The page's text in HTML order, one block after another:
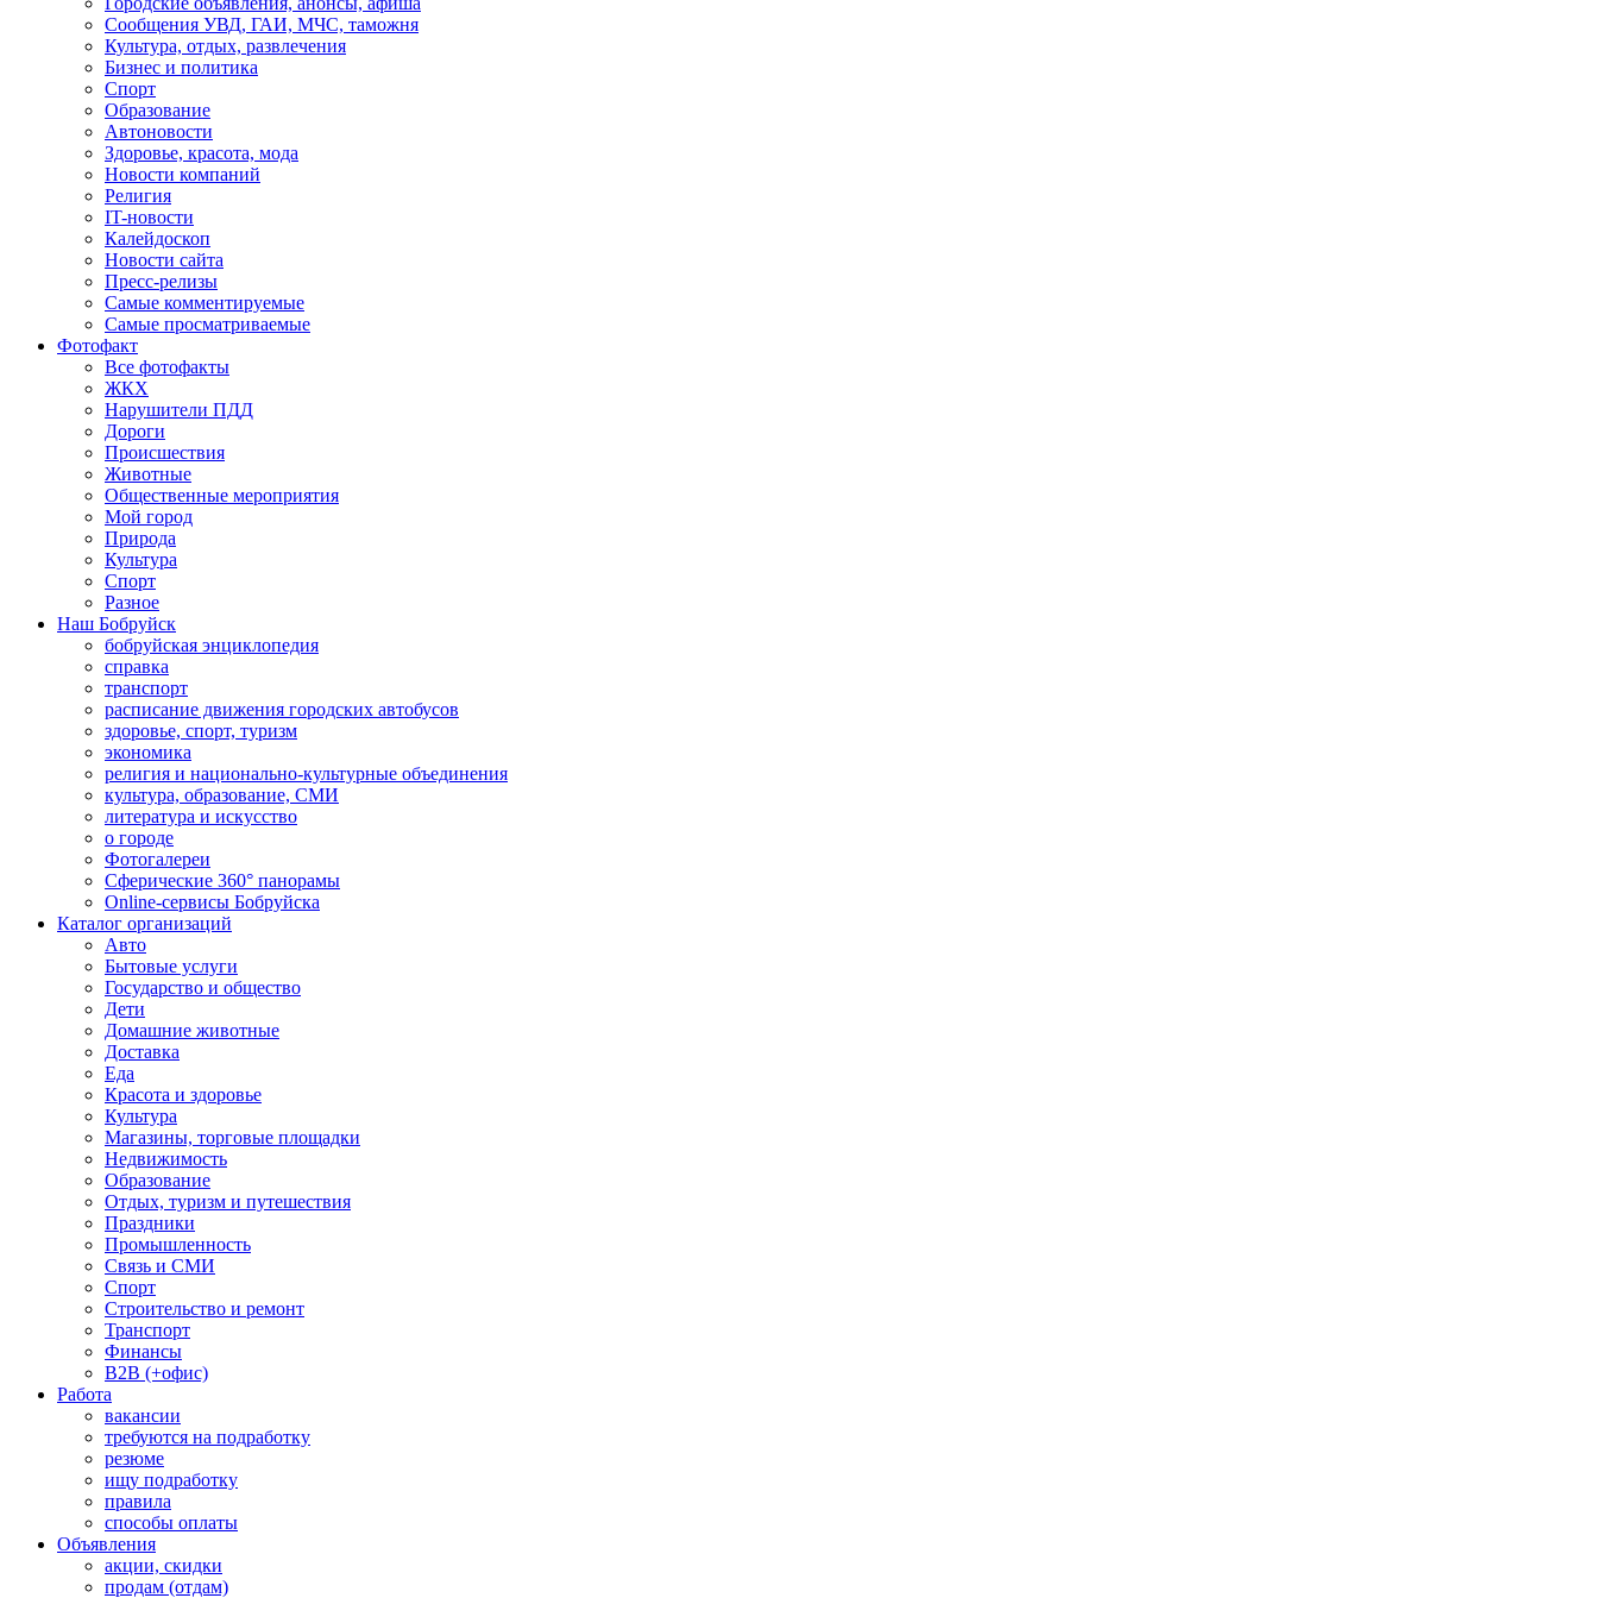
Сообщения УВД, ГАИ, МЧС, таможня
Культура, отдых, развлечения
Бизнес и политика
Спорт
Образование
Автоновости
Здоровье, красота, мода
Новости компаний
Религия
IT-новости
Калейдоскоп
Новости сайта
Пресс-релизы
Самые комментируемые
Самые просматриваемые
Фотофакт
Все фотофакты
ЖКХ
Нарушители ПДД
Дороги
Происшествия
Животные
Общественные мероприятия
Мой город
Природа
Культура
Спорт
Разное
Наш Бобруйск
бобруйская энциклопедия
справка
транспорт
расписание движения городских автобусов
здоровье, спорт, туризм
экономика
религия и национально-культурные объединения
культура, образование, СМИ
литература и искусство
о городе
Фотогалереи
Сферические 360° панорамы
Online-сервисы Бобруйска
Каталог организаций
Авто
Бытовые услуги
Государство и общество
Дети
Домашние животные
Доставка
Еда
Красота и здоровье
Культура
Магазины, торговые площадки
Недвижимость
Образование
Отдых, туризм и путешествия
Праздники
Промышленность
Связь и СМИ
Спорт
Строительство и ремонт
Транспорт
Финансы
B2B (+офис)
Работа
вакансии
требуются на подработку
резюме
ищу подработку
правила
способы оплаты
Объявления
акции, скидки
продам (отдам)